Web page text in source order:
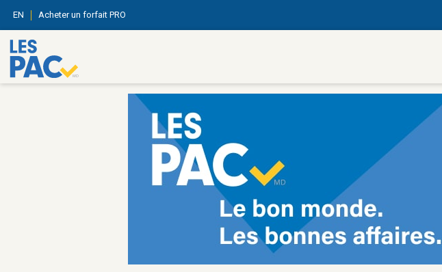
EN Acheter un forfait PRO